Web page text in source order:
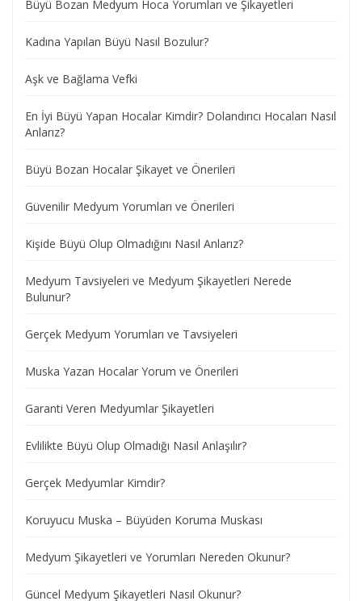
Büyü Bozan Medyum Hoca Yorumları ve Şikayetleri
Kadına Yapılan Büyü Nasıl Bozulur?
Aşk ve Bağlama Vefki
En İyi Büyü Yapan Hocalar Kimdir? Dolandırıcı Hocaları Nasıl
Anlarız?
Büyü Bozan Hocalar Şikayet ve Önerileri
Güvenilir Medyum Yorumları ve Önerileri
Kişide Büyü Olup Olmadığını Nasıl Anlarız?
Medyum Tavsiyeleri ve Medyum Şikayetleri Nerede
Bulunur?
Gerçek Medyum Yorumları ve Tavsiyeleri
Muska Yazan Hocalar Yorum ve Önerileri
Garanti Veren Medyumlar Şikayetleri
Evlilikte Büyü Olup Olmadığı Nasıl Anlaşılır?
Gerçek Medyumlar Kimdir?
Koruyucu Muska – Büyüden Koruma Muskası
Medyum Şikayetleri ve Yorumları Nereden Okunur?
Güncel Medyum Şikayetleri Nasıl Okunur?